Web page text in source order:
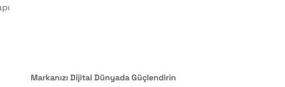
Markanızı Dijital Dünyada Güçlendirin